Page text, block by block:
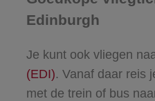
Edinburgh
Je kunt ook vliegen
(EDI). Vanaf daar reis
met de trein of bus